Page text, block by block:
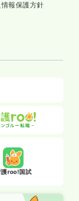
報保護方針
護roo!国試